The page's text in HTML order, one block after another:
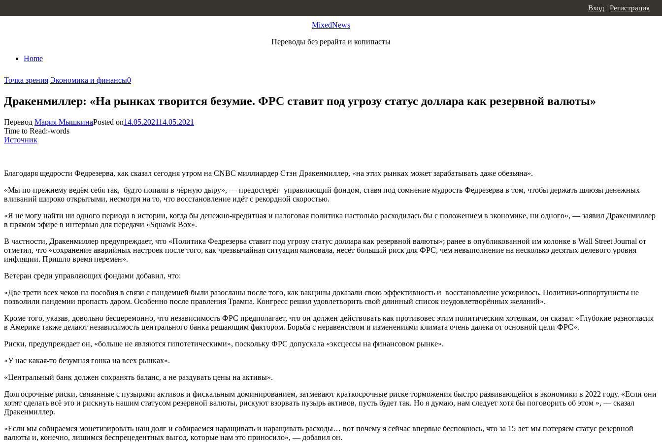
MixedNews
Переводы без рерайта и копипасты
Home
Вход | Регистрация
Точка зрения Экономика и финансы0
Дракенмиллер: «На рынках творится безумие. ФРС ставит под угрозу статус доллара как резервной валюты»
Перевод Мария МышкинаPosted on14.05.202114.05.2021
Time to Read:-words
Источник
Благодаря щедрости Федрезерва, как сказал сегодня утром на CNBC миллиардер Стэн Дракенмиллер, «на этих рынках может зарабатывать даже обезьяна».
«Мы по-прежнему ведём себя так, будто попали в чёрную дыру», — предостерёг управляющий фондом, ставя под сомнение мудрость Федрезерва в том, чтобы держать шлюзы денежных
вливаний широко открытыми, несмотря на то, что восстановление идёт с рекордной скоростью.
«Я не могу найти ни одного периода в истории, когда бы денежно-кредитная и налоговая политика настолько расходилась бы с положением в экономике, ни одного», — заявил Дракенмиллер
в прямом эфире в интервью для передачи «Squawk Box».
В частности, Дракенмиллер предупреждает, что «Политика Федрезерва ставит под угрозу статус доллара как резервной валюты»; ранее в опубликованной им колонке в Wall Street Journal от
отметил, что «сохранение аварийных настроек после того, как чрезвычайная ситуация миновала, несёт больший риск для ФРС, чем невыполнение на несколько десятых целевого уровня
инфляции. Пришло время перемен».
Ветеран среди управляющих фондами добавил, что:
«Две трети всех чеков на пособия в связи с пандемией были разосланы после того, как вакцины доказали свою эффективность и восстановление ускорилось. Политики-оппортунисты не
позволили пандемии пропасть даром. Особенно после правления Трампа. Конгресс решил удовлетворить свой длинный список неудовлетворённых желаний».
Кроме того, указав, довольно бесцеремонно, что независимость ФРС предполагает, что он должен действовать как противовес этим политическим хотелкам, он сказал: «Глубокие разногласия
в Америке также делают независимость центрального банка решающим фактором. Борьба с неравенством и изменениями климата очень далека от основной цели ФРС».
Риски, предупреждает он, «больше не являются гипотетическими», поскольку ФРС допускала «эксцессы на финансовом рынке».
«У нас какая-то безумная гонка на всех рынках».
«Центральный банк должен сохранять баланс, а не раздувать цены на активы».
Долгосрочные риски, связанные с пузырями активов и фискальным доминированием, затмевают краткосрочные риске торможения быстро развивающейся в экономики в 2022 году. «Если они
хотят сделать всё это и рискнуть нашим статусом резервной валюты, рискуют взорвать пузырь активов, пусть будет так. Но я думаю, нам следует хотя бы поговорить об этом », — сказал
Дракенмиллер.
«Если мы собираемся монетизировать наш долг и собираемся наращивать и наращивать расходы… вот почему я сейчас впервые беспокоюсь, что за 15 лет мы потеряем статус резервной
валюты и, конечно, лишимся беспрецедентных выгод, которые нам это приносило», — добавил он.